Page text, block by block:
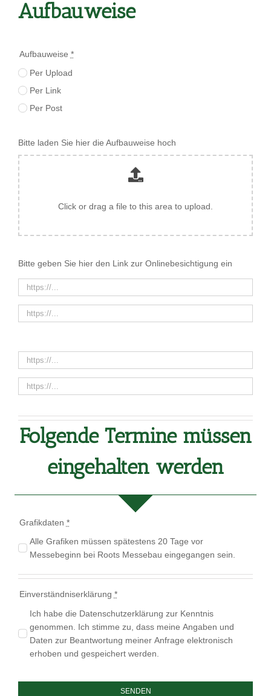
Aufbauweise
Aufbauweise *
Per Upload
Per Link
Per Post
Bitte laden Sie hier die Aufbauweise hoch
Click or drag a file to this area to upload.
Bitte geben Sie hier den Link zur Onlinebesichtigung ein
Folgende Termine müssen
eingehalten werden
Grafikdaten *
Alle Grafiken müssen spätestens 20 Tage vor
Messebeginn bei Roots Messebau eingegangen sein.
Einverständniserklärung *
Ich habe die Datenschutzerklärung zur Kenntnis
genommen. Ich stimme zu, dass meine Angaben und
Daten zur Beantwortung meiner Anfrage elektronisch
erhoben und gespeichert werden.
SENDEN